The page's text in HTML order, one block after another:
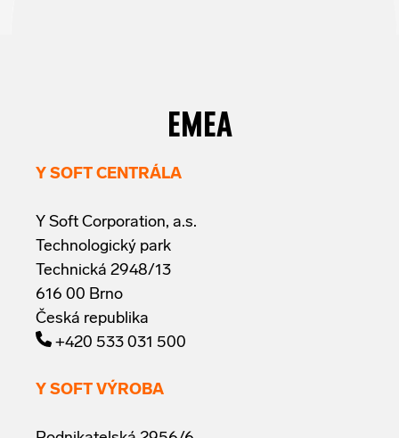
EMEA
Y SOFT CENTRÁLA
Y Soft Corporation, a.s.
Technologický park
Technická 2948/13
616 00 Brno
Česká republika
+420 533 031 500
Y SOFT VÝROBA